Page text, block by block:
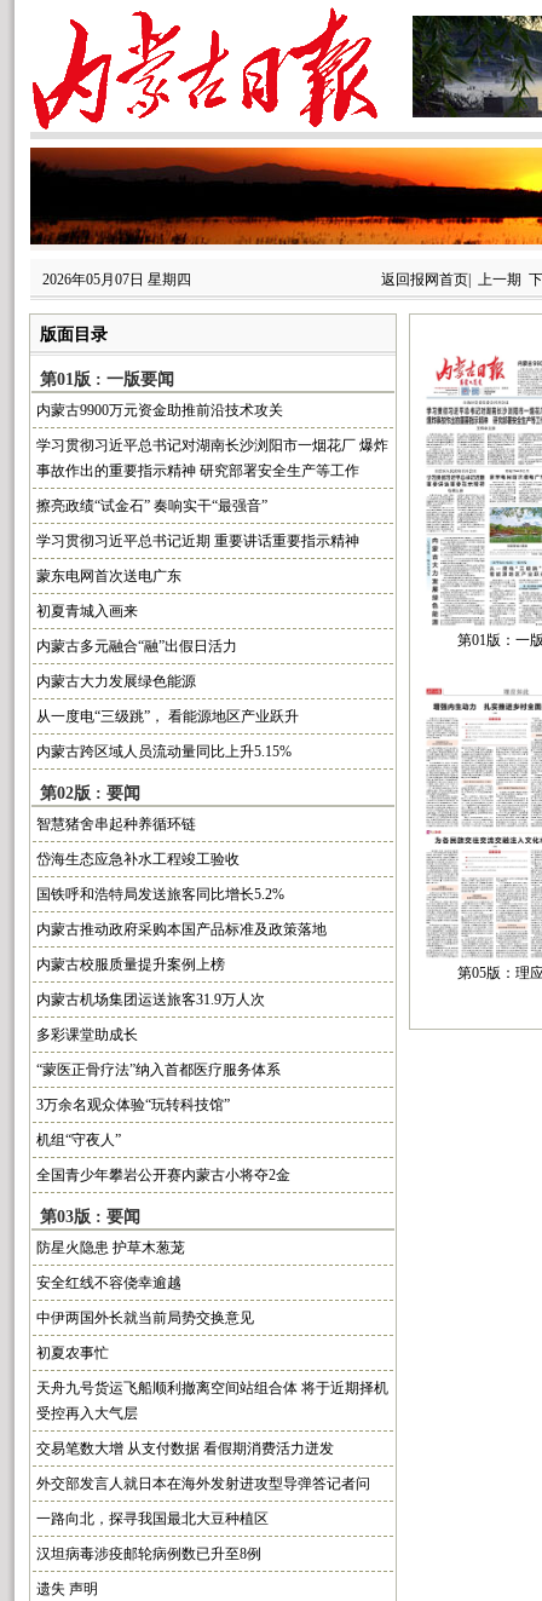
2026年05月07日 星期四 返回报网首页| 上一期
版面目录
第01版 : 一版要闻
内蒙古9900万元资金助推前沿技术攻关
学习贯彻习近平总书记对湖南长沙浏阳市一烟花厂 爆炸
事故作出的重要指示精神 研究部署安全生产等工作
擦亮政绩“试金石” 奏响实干“最强音”
学习贯彻习近平总书记近期 重要讲话重要指示精神
蒙东电网首次送电广东
初夏青城入画来
内蒙古多元融合“融”出假日活力
内蒙古大力发展绿色能源
从一度电“三级跳”， 看能源地区产业跃升
内蒙古跨区域人员流动量同比上升5.15%
第02版 : 要闻
智慧猪舍串起种养循环链
岱海生态应急补水工程竣工验收
国铁呼和浩特局发送旅客同比增长5.2%
内蒙古推动政府采购本国产品标准及政策落地
内蒙古校服质量提升案例上榜
内蒙古机场集团运送旅客31.9万人次
多彩课堂助成长
“蒙医正骨疗法”纳入首都医疗服务体系
3万余名观众体验“玩转科技馆”
机组“守夜人”
全国青少年攀岩公开赛内蒙古小将夺2金
第03版 : 要闻
防星火隐患 护草木葱茏
安全红线不容侥幸逾越
中伊两国外长就当前局势交换意见
初夏农事忙
天舟九号货运飞船顺利撤离空间站组合体 将于近期择机
受控再入大气层
交易笔数大增 从支付数据 看假期消费活力迸发
外交部发言人就日本在海外发射进攻型导弹答记者问
一路向北，探寻我国最北大豆种植区
汉坦病毒涉疫邮轮病例数已升至8例
遗失 声明
第01版：一
第05版：理